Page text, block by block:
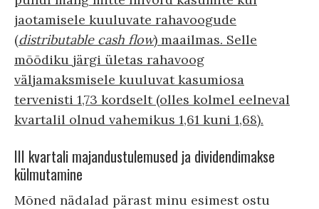
jaotamisele kuuluvate rahavoogude
(distributable cash flow) maailmas. Selle
mõõdiku järgi ületas rahavoog
väljamaksmisele kuuluvat kasumiosa
tervenisti 1,73 kordselt (olles kolmel eelneval
kvartalil olnud vahemikus 1,61 kuni 1,68).
III kvartali majandustulemused ja dividendimakse
külmutamine
Mõned nädalad pärast minu esimest ostu